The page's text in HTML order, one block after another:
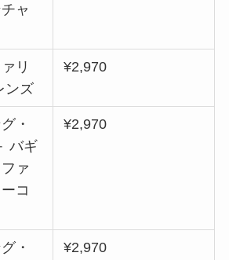
ャ
リ
ンズ
¥2,970
・
バギ
ァ
コ
¥2,970
・
¥2,970